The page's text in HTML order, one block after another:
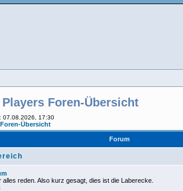
Players Foren-Übersicht
07.08.2026, 17:30
Übersicht
Forum
Forum
Ihr über alles reden. Also kurz gesagt, dies ist die